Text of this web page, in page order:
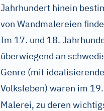
Jahrhundert hinein
von Wandmalereien
Im 17. und 18.
überwiegend an
Genre (mit
Volksleben) waren im
Malerei, zu deren